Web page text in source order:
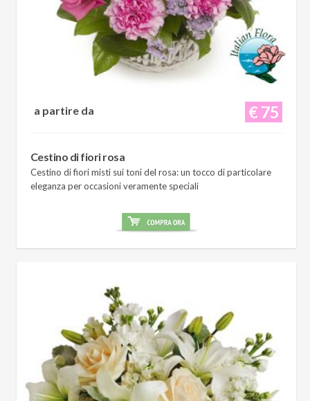
€ 75
a partire da
Cestino di fiori rosa
Cestino di fiori misti sui toni del rosa: un tocco di particolare
eleganza per occasioni veramente speciali